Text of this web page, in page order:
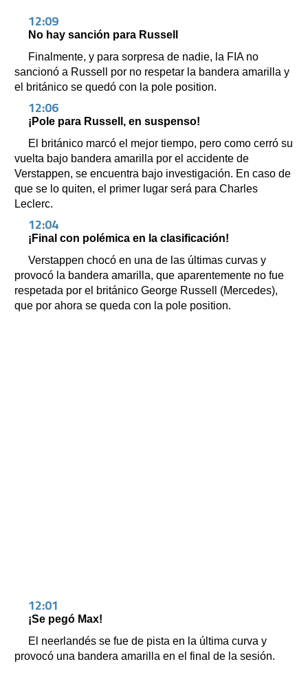
12:09
No hay sanción para Russell
Finalmente, y para sorpresa de nadie, la FIA no
sancionó a Russell por no respetar la bandera amarilla y
el británico se quedó con la pole position.
12:06
¡Pole para Russell, en suspenso!
El británico marcó el mejor tiempo, pero como cerró su
vuelta bajo bandera amarilla por el accidente de
Verstappen, se encuentra bajo investigación. En caso de
que se lo quiten, el primer lugar será para Charles
Leclerc.
12:04
¡Final con polémica en la clasificación!
Verstappen chocó en una de las últimas curvas y
provocó la bandera amarilla, que aparentemente no fue
respetada por el británico George Russell (Mercedes),
que por ahora se queda con la pole position.
12:01
¡Se pegó Max!
El neerlandés se fue de pista en la última curva y
provocó una bandera amarilla en el final de la sesión.